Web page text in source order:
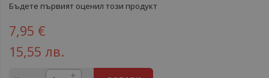
Бъдете първият оценил този продукт
7,95 €
15,55 лв.